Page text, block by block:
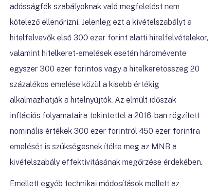
adósságfék szabályoknak való megfelelést nem
kötelező ellenőrizni. Jelenleg ezt a kivételszabályt a
hitelfelvevők első 300 ezer forint alatti hitelfelvételekor,
valamint hitelkeret-emelések esetén háromévente
egyszer 300 ezer forintos vagy a hitelkeretösszeg 20
százalékos emelése közül a kisebb értékig
alkalmazhatják a hitelnyújtók. Az elmúlt időszak
inflációs folyamataira tekintettel a 2016-ban rögzített
nominális értékek 300 ezer forintról 450 ezer forintra
emelését is szükségesnek ítélte meg az MNB a
kivételszabály effektivitásának megőrzése érdekében.
Emellett egyéb technikai módosítások mellett az